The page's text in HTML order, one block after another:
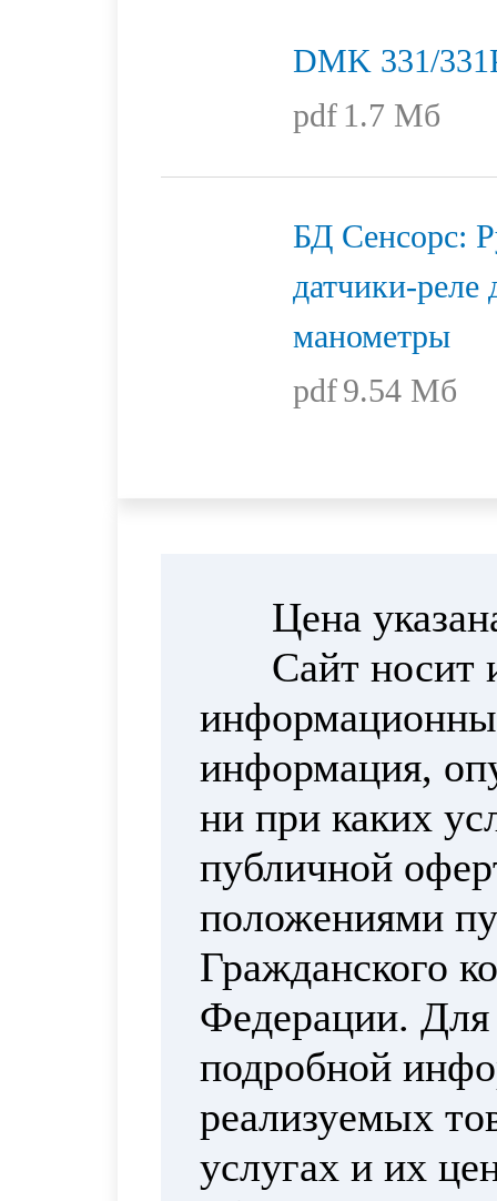
DMK 331/
pdf 1.7 Мб
БД Сенсорс:
датчики-реле
манометры
pdf9.54 Мб
Цена
Сайт носит
информация,
ни при каких
публичной
положениями
Гражданского
Федерации. Для
подробной
реализуемых
услугах и их